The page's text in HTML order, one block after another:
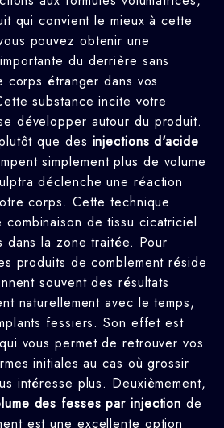
qui convient le mieux à cette
pouvez obtenir une
du derrière sans
corps étranger dans vos
substance incite votre
développer autour du produit.
que des injections d'acide
simplement plus de volume
déclenche une réaction
corps. Cette technique
de tissu cicatriciel
la zone traitée. Pour
produits de comblement réside
souvent des résultats
naturellement avec le temps,
fessiers. Son effet est
vous permet de retrouver vos
initiales au cas où grossir
intéresse plus. Deuxièmement,
des fesses par injection de
est une excellente option